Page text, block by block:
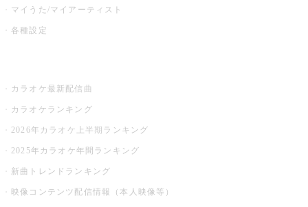
マイうた/マイアーティスト
各種設定
カラオケ最新配信曲
カラオケランキング
2026年カラオケ上半期ランキング
2025年カラオケ年間ランキング
新曲トレンドランキング
映像コンテンツ配信情報（本人映像等）